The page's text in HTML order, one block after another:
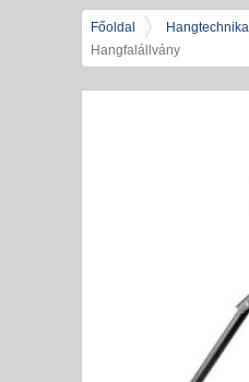
Főoldal Hangtechnika
Hangfalállvány